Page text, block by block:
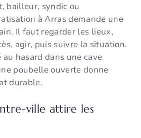
bailleur, syndic ou
à Arras demande une
Il faut regarder les lieux,
agir, puis suivre la situation.
hasard dans une cave
poubelle ouverte donne
durable.
ville attire les